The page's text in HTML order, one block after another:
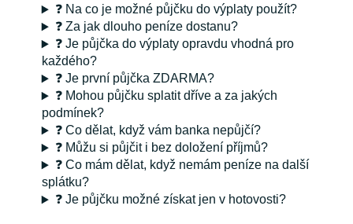
❓ Na co je možné půjčku do výplaty použít?
❓ Za jak dlouho peníze dostanu?
❓ Je půjčka do výplaty opravdu vhodná pro
každého?
❓ Je první půjčka ZDARMA?
❓ Mohou půjčku splatit dříve a za jakých
podmínek?
❓ Co dělat, když vám banka nepůjčí?
❓ Můžu si půjčit i bez doložení příjmů?
❓ Co mám dělat, když nemám peníze na další
splátku?
❓ Je půjčku možné získat jen v hotovosti?